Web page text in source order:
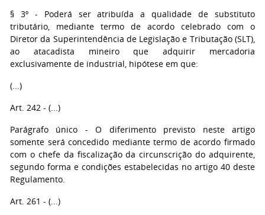
§ 3º - Poderá ser atribuída a qualidade de substituto
tributário, mediante termo de acordo celebrado com o
Diretor da Superintendência de Legislação e Tributação (SLT),
ao atacadista mineiro que adquirir mercadoria
exclusivamente de industrial, hipótese em que:
(...)
Art. 242 - (...)
Parágrafo único - O diferimento previsto neste artigo
somente será concedido mediante termo de acordo firmado
com o chefe da fiscalização da circunscrição do adquirente,
segundo forma e condições estabelecidas no artigo 40 deste
Regulamento.
Art. 261 - (...)